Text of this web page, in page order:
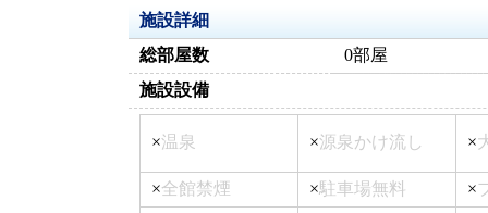
施設詳細
総部屋数
0部屋
施設設備
×温泉 ×源泉かけ流し ×
×全館禁煙 ×駐車場無料 ×